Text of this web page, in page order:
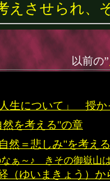
えさせられ、
以前の”
について」 授か
然を考える"の章
然＝悲しみ"を考え
ぁ～♪ きその御嶽山
（ゆいまきょう）か